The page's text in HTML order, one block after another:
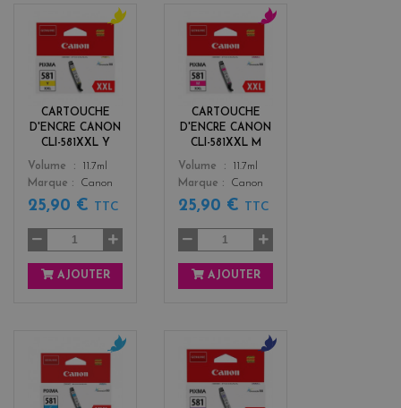
CARTOUCHE
D'ENCRE CANON
CLI-581XXL Y
Color
e
l
o
w
Volume
11.7ml
Marque
Canon
25,90 € TTC
AJOUTER
CARTOUCHE
D'ENCRE CANON
CLI-581XXL M
Color
a
e
n
t
a
Volume
11.7ml
Marque
Canon
25,90 € TTC
AJOUTER
y
l